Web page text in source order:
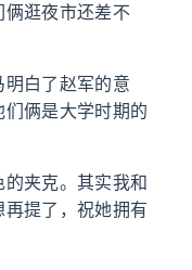
逛夜市还差不
白了赵军的意
俩是大学时期的
的夹克。其实我和
提了，祝她拥有